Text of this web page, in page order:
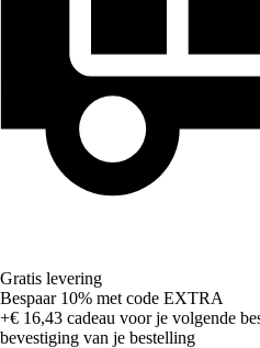
Gratis levering
Bespaar 10% met code EXTRA
+€ 16,43 cadeau voor je volgende
bevestiging van je bestelling